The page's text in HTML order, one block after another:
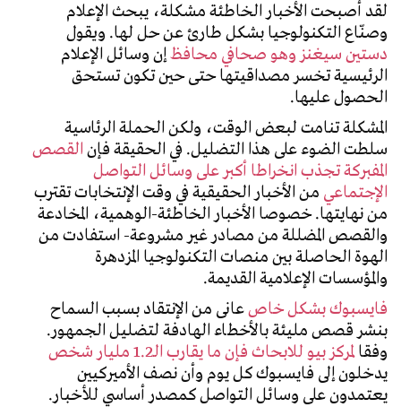
لقد أصبحت الأخبار الخاطئة مشكلة، يبحث الإعلام
وصنّاع التكنولوجيا بشكل طارئ عن حل لها. ويقول
دستين سيغنز وهو صحافي محافظإن وسائل الإعلام
الرئيسية تخسر مصداقيتها حتى حين تكون تستحق
الحصول عليها.
المشكلة تنامت لبعض الوقت، ولكن الحملة الرئاسية
سلطت الضوء على هذا التضليل. في الحقيقة فإنالقصص
المفبركة تجذب انخراطا أكبر على وسائل التواصل
الإجتماعي من الأخبار الحقيقية في وقت الإنتخابات تقترب
من نهايتها. خصوصا الأخبار الخاطئة-الوهمية، المخادعة
والقصص المضللة من مصادر غير مشروعة- استفادت من
الهوة الحاصلة بين منصات التكنولوجيا المزدهرة
والمؤسسات الإعلامية القديمة.
فايسبوك بشكل خاصعانى من الإنتقاد بسبب السماح
بنشر قصص مليئة بالأخطاء الهادفة لتضليل الجمهور.
وفقالمركز بيو للابحاث فإن ما يقارب الـ1.2 مليار شخص
يدخلون إلى فايسبوك كل يوم وأن نصف الأميركيين
يعتمدون على وسائل التواصل كمصدر أساسي للأخبار.